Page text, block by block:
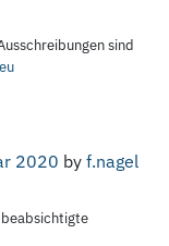
sind
2020 byf.nagel